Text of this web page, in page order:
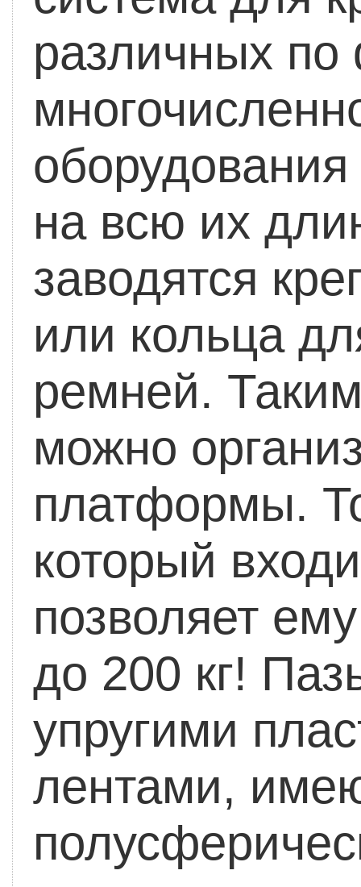
различных по
на всю их
заводятся
или кольца
ремней.
можно
платформы.
который
позволяет
до 200 кг!
упругими
лентами,